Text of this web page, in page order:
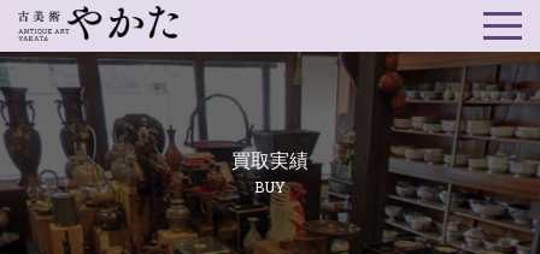
買取実績
BUY